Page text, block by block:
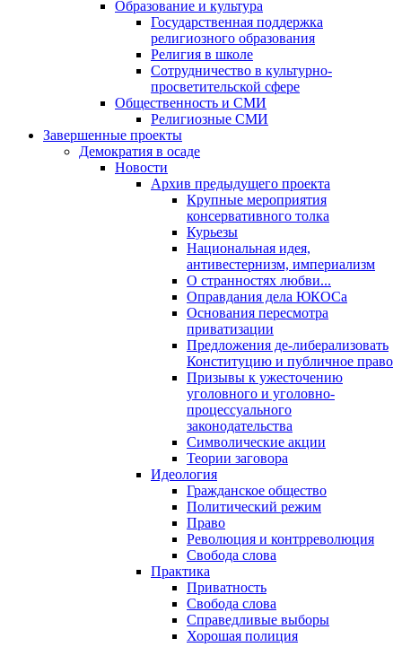
Образование и культура
Государственная поддержка
религиозного образования
Религия в школе
Сотрудничество в культурно-
просветительской сфере
Общественность и СМИ
Религиозные СМИ
Завершенные проекты
Демократия в осаде
Новости
Архив предыдущего проекта
Крупные мероприятия
консервативного толка
Курьезы
Национальная идея,
антивестернизм, империализм
О странностях любви...
Оправдания дела ЮКОСа
Основания пересмотра
приватизации
Предложения де-либерализовать
Конституцию и публичное право
Призывы к ужесточению
уголовного и уголовно-
процессуального
законодательства
Символические акции
Теории заговора
Идеология
Гражданское общество
Политический режим
Право
Революция и контрреволюция
Свобода слова
Практика
Приватность
Свобода слова
Справедливые выборы
Хорошая полиция